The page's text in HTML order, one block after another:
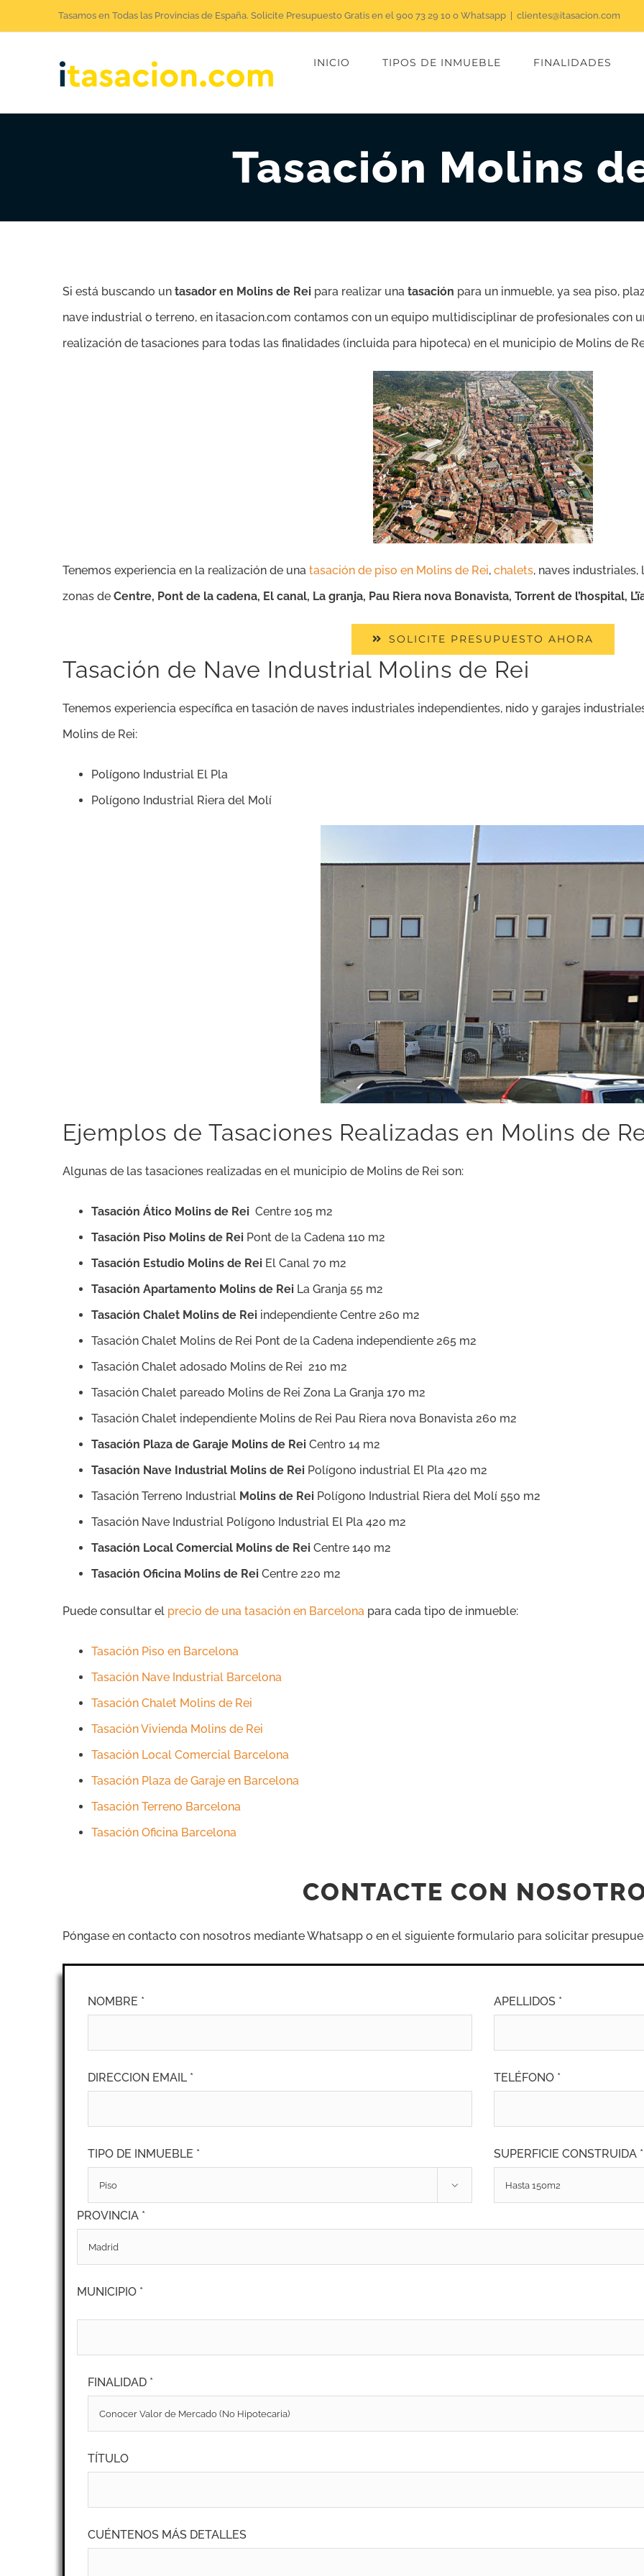
Tasamos en Todas las Provincias de España. Solicite Presupuesto Gratis en el 900 73 29 10 o Whatsapp clientes@itasacion.com
INICIO TIPOS DE INMUEBLE FINALIDADES
Tasación Molins
Si está buscando un tasador en Molins de Rei para realizar una tasación para un inmueble, ya sea piso,
nave industrial o terreno, en itasacion.com contamos con un equipo multidisciplinar de profesionales con
realización de tasaciones para todas las finalidades (incluida para hipoteca) en el municipio de Molins de
Tenemos experiencia en la realización de una tasación de piso en Molins de Rei, chalets, naves
zonas de Centre, Pont de la cadena, El canal, La granja, Pau Riera nova Bonavista, Torrent de l’hospital,
SOLICITE PRESUPUESTO AHORA
Tasación de Nave Industrial Molins de Rei
Tenemos experiencia específica en tasación de naves industriales independientes, nido y garajes
Molins de Rei:
Polígono Industrial El Pla
Polígono Industrial Riera del Molí
Ejemplos de Tasaciones Realizadas en Molins de
Algunas de las tasaciones realizadas en el municipio de Molins de Rei son:
Tasación Ático Molins de Rei Centre 105 m2
Tasación Piso Molins de Rei Pont de la Cadena 110 m2
Tasación Estudio Molins de Rei El Canal 70 m2
Tasación Apartamento Molins de Rei La Granja 55 m2
Tasación Chalet Molins de Rei independiente Centre 260 m2
Tasación Chalet Molins de Rei Pont de la Cadena independiente 265 m2
Tasación Chalet adosado Molins de Rei 210 m2
Tasación Chalet pareado Molins de Rei Zona La Granja 170 m2
Tasación Chalet independiente Molins de Rei Pau Riera nova Bonavista 260 m2
Tasación Plaza de Garaje Molins de Rei Centro 14 m2
Tasación Nave Industrial Molins de Rei Polígono industrial El Pla 420 m2
Tasación Terreno Industrial Molins de Rei Polígono Industrial Riera del Molí 550 m2
Tasación Nave Industrial Polígono Industrial El Pla 420 m2
Tasación Local Comercial Molins de Rei Centre 140 m2
Tasación Oficina Molins de Rei Centre 220 m2
Puede consultar el precio de una tasación en Barcelona para cada tipo de inmueble:
Tasación Piso en Barcelona
Tasación Nave Industrial Barcelona
Tasación Chalet Molins de Rei
Tasación Vivienda Molins de Rei
Tasación Local Comercial Barcelona
Tasación Plaza de Garaje en Barcelona
Tasación Terreno Barcelona
Tasación Oficina Barcelona
CONTACTE CON
Póngase en contacto con nosotros mediante Whatsapp o en el siguiente formulario para solicitar
NOMBRE * APELLIDOS *
DIRECCION EMAIL * TELÉFONO *
TIPO DE INMUEBLE *

SUPERFICIE CONSTRUIDA *
PROVINCIA *
MUNICIPIO *
FINALIDAD *
TÍTULO
CUÉNTENOS MÁS DETALLES